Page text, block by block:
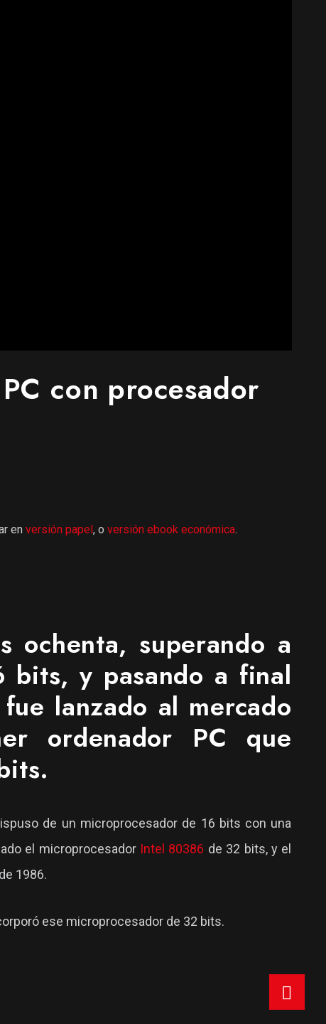
con procesador
enversión papel, oversión ebook económica.
ochenta, superando a
bits, y pasando a final
lanzado al mercado
ordenador PC que
de un microprocesador de 16 bits con una
el microprocesador Intel 80386 de 32 bits, y el
1986.
ese microprocesador de 32 bits.